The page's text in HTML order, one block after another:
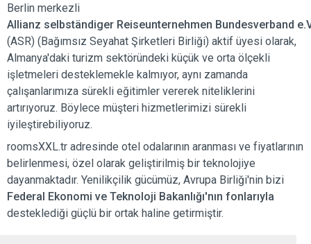
Berlin merkezli
Allianz selbständiger Reiseunternehmen Bundesverband
(ASR) (Bağımsız Seyahat Şirketleri Birliği) aktif üyesi olarak,
Almanya'daki turizm sektöründeki küçük ve orta ölçekli
işletmeleri desteklemekle kalmıyor, aynı zamanda
çalışanlarımıza sürekli eğitimler vererek niteliklerini
artırıyoruz. Böylece müşteri hizmetlerimizi sürekli
iyileştirebiliyoruz.
roomsXXL.tr adresinde otel odalarının aranması ve fiyatlarının
belirlenmesi, özel olarak geliştirilmiş bir teknolojiye
dayanmaktadır. Yenilikçilik gücümüz, Avrupa Birliği'nin bizi
Federal Ekonomi ve Teknoloji Bakanlığı'nın fonlarıyla
desteklediği güçlü bir ortak haline getirmiştir.